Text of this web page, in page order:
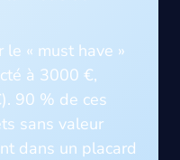
le « must have »
à 3000 €,
90 % de ces
sans valeur
dans un placard